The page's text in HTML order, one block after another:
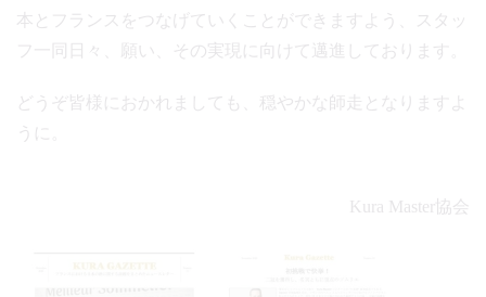
本とフランスをつなげていくことができますよう、スタッ
フ一同日々、願い、その実現に向けて邁進しております。
どうぞ皆様におかれましても、穏やかな師走となりますよ
うに。
Kura Master協会